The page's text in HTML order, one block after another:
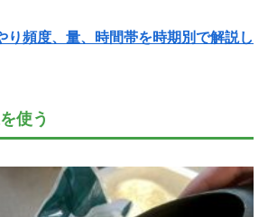
り頻度、量、時間帯を時期別で解説し
使う